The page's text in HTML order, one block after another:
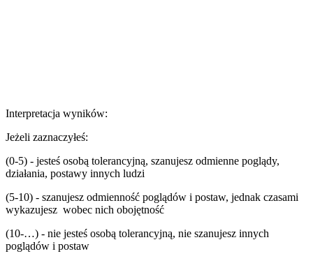
Interpretacja wyników:
Jeżeli zaznaczyłeś:
(0-5) - jesteś osobą tolerancyjną, szanujesz odmienne poglądy,
działania, postawy innych ludzi
(5-10) - szanujesz odmienność poglądów i postaw, jednak czasami
wykazujesz wobec nich obojętność
(10-…) - nie jesteś osobą tolerancyjną, nie szanujesz innych
poglądów i postaw